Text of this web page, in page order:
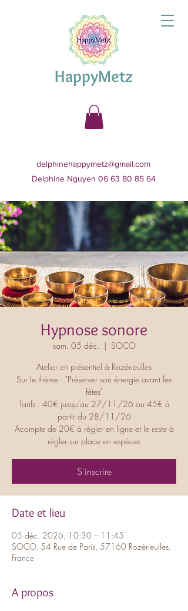
HappyMetz
delphinehappymetz@gmail.com
Delphine Nguyen 06 63 80 85 64
Hypnose sonore
sam. 05 déc.
  |
SOCO
Atelier en présentiel à Rozérieulles
Sur le thème : "Préserver son énergie avant les
fêtes"
Tarifs : 40€ jusqu'au 27/11/26 ou 45€ à
partir du 28/11/26
Acompte de 20€ à régler en ligne et le reste à
régler sur place en espèces
S'inscrire
Date et lieu
05 déc. 2026, 10:30 – 11:45
SOCO, 54 Rue de Paris, 57160 Rozérieulles,
France
A propos